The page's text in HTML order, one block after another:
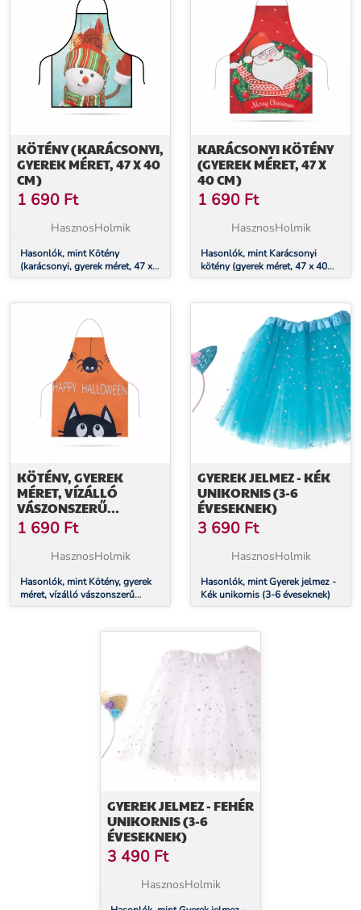
KÖTÉNY (KARÁCSONYI,
GYEREK MÉRET, 47 X 40
CM)
1 690 Ft
HasznosHolmik
Hasonlók, mint Kötény
(karácsonyi, gyerek méret, 47 x
40 cm)
KARÁCSONYI KÖTÉNY
(GYEREK MÉRET, 47 X
40 CM)
1 690 Ft
HasznosHolmik
Hasonlók, mint Karácsonyi
kötény (gyerek méret, 47 x 40
cm)
KÖTÉNY, GYEREK
MÉRET, VÍZÁLLÓ
VÁSZONSZERŰ
(HALLOWEEN, 44 X 35
CM)
1 690 Ft
HasznosHolmik
Hasonlók, mint Kötény, gyerek
méret, vízálló vászonszerű
(halloween, 44 x 35 cm)
GYEREK JELMEZ - KÉK
UNIKORNIS (3-6
ÉVESEKNEK)
3 690 Ft
HasznosHolmik
Hasonlók, mint Gyerek jelmez -
Kék unikornis (3-6 éveseknek)
GYEREK JELMEZ - FEHÉR
UNIKORNIS (3-6
ÉVESEKNEK)
3 490 Ft
HasznosHolmik